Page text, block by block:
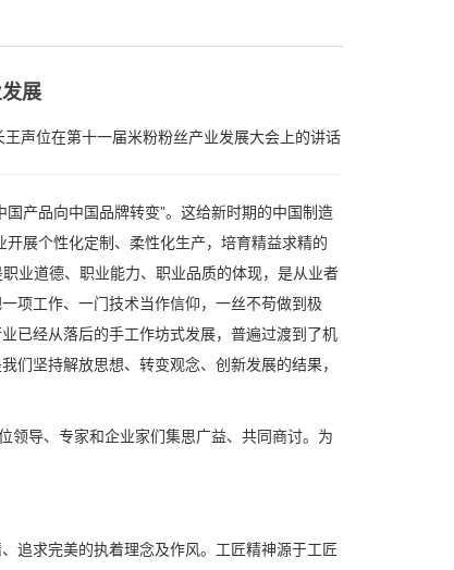
展
声位在第十一届米粉粉丝产业发展大会上的讲话
产品向中国品牌转变”。这给新时期的中国制造
展个性化定制、柔性化生产，培育精益求精的
业道德、职业能力、职业品质的体现，是从业者
项工作、一门技术当作信仰，一丝不苟做到极
已经从落后的手工作坊式发展，普遍过渡到了机
们坚持解放思想、转变观念、创新发展的结果，
领导、专家和企业家们集思广益、共同商讨。为
追求完美的执着理念及作风。工匠精神源于工匠